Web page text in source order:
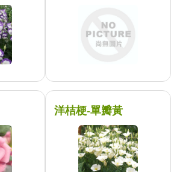
洋桔梗-單瓣黃